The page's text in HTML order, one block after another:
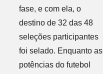
fase, e com ela, o
destino de 32 das 48
seleções participantes
foi selado. Enquanto as
potências do futebol